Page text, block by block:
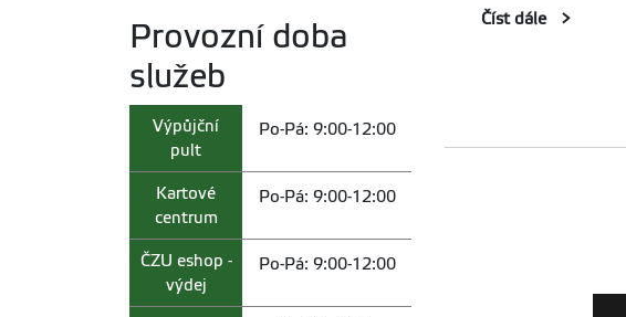
Provozní doba
služeb
Výpůjční
pult
Po-Pá: 9:00-12:00
Kartové
centrum
Po-Pá: 9:00-12:00
ČZU eshop -
výdej
Po-Pá: 9:00-12:00
Číst dále